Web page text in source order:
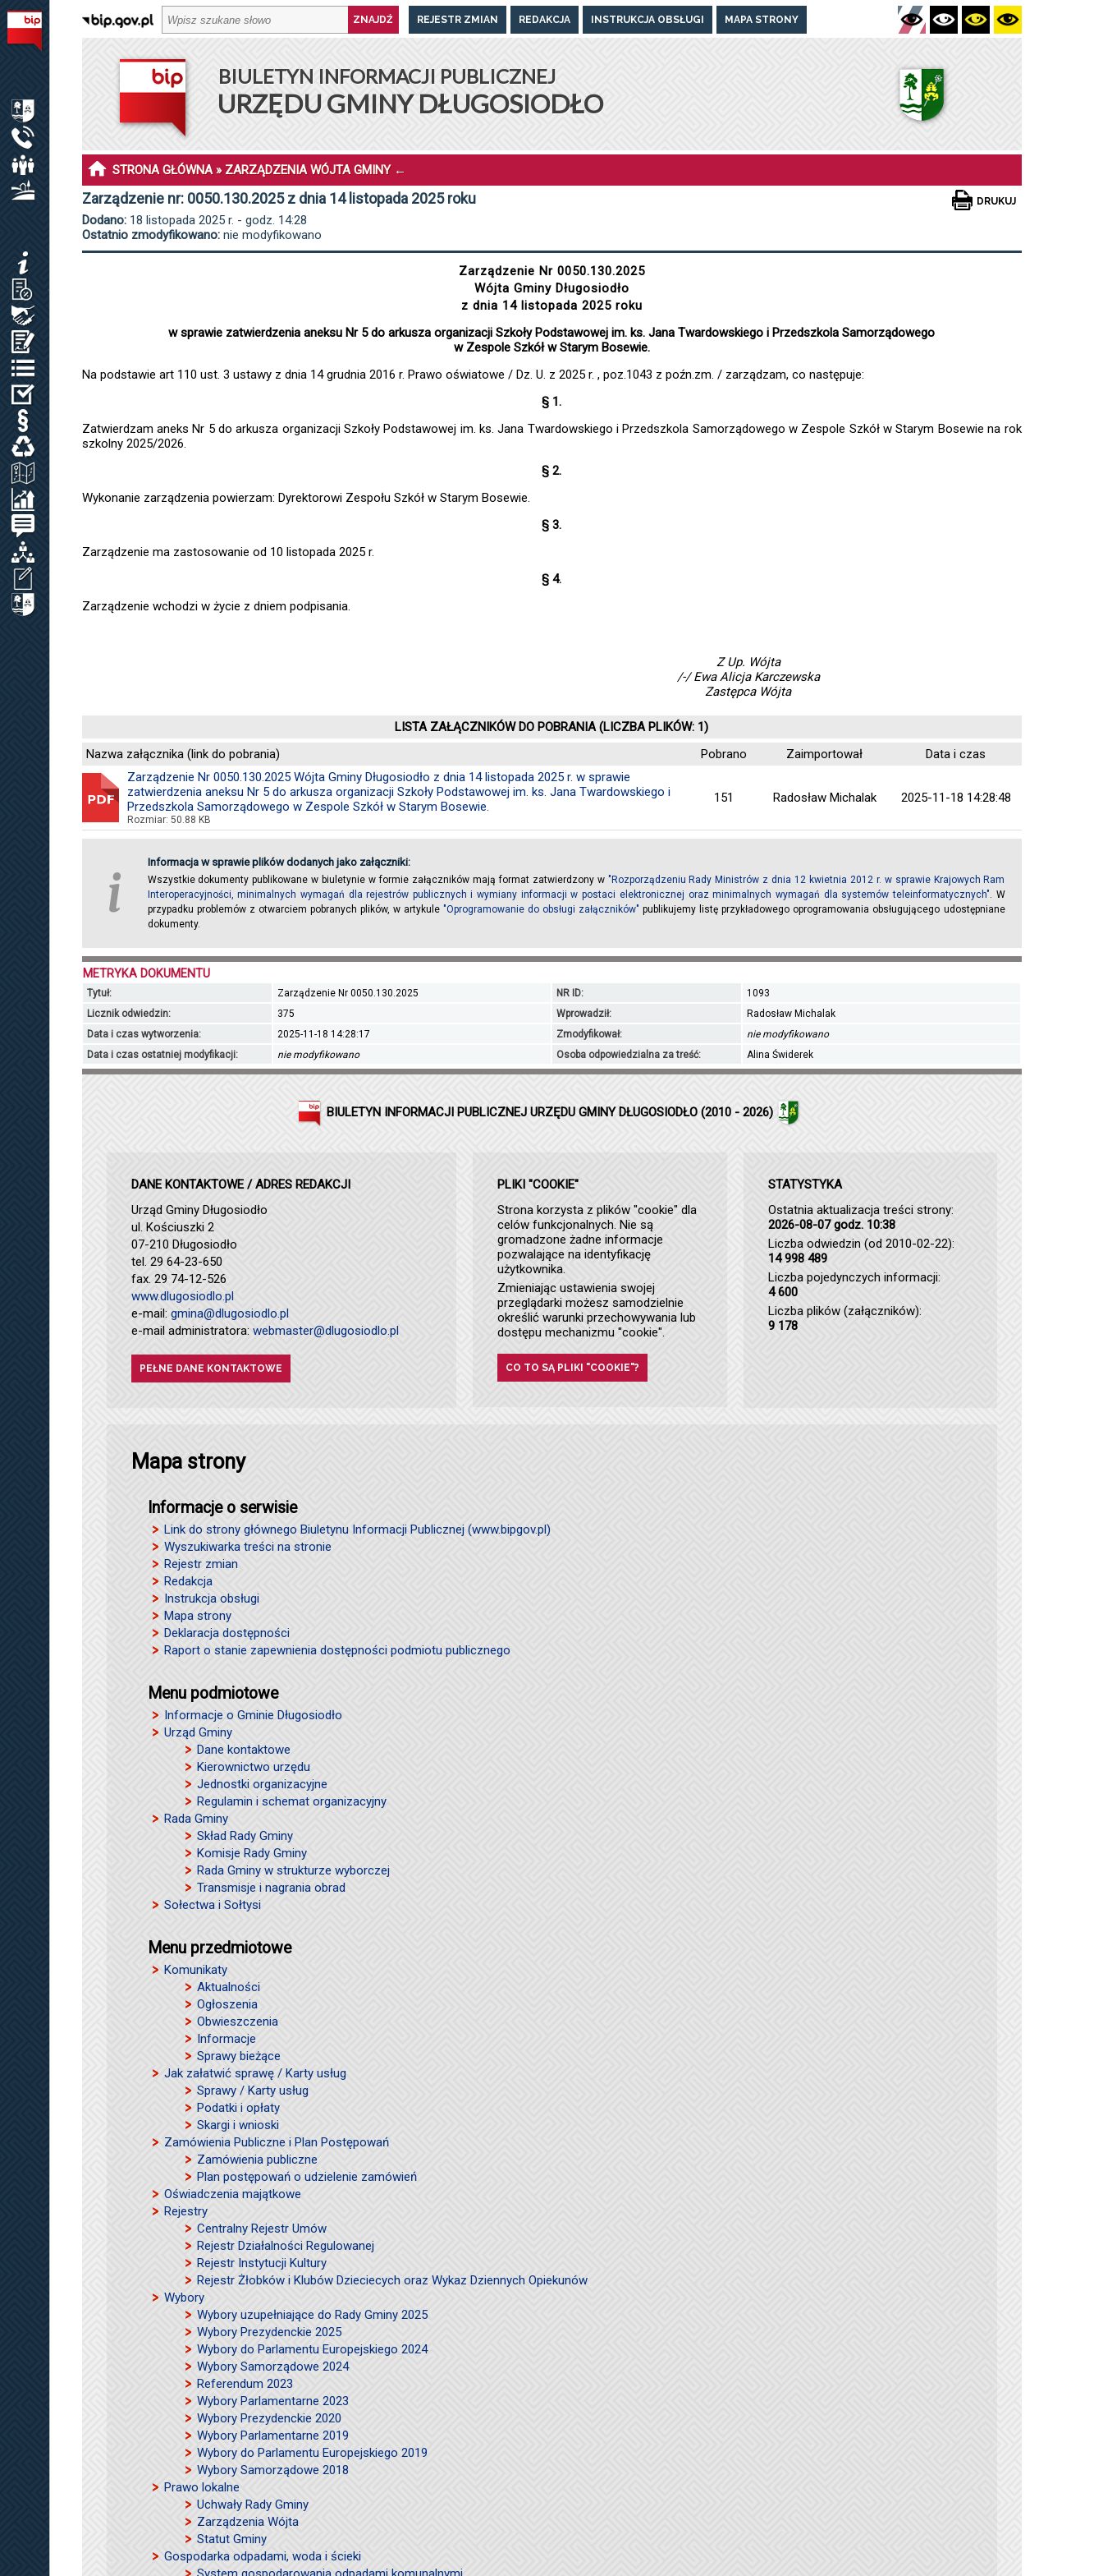
BIULETYN INFORMACJI PUBLICZNEJ URZĘDU GMINY DŁUGOSIODŁO
MENU PODMIOTOWE
INFORMACJE O GMINIE DŁUGOSIODŁO
RADA GMINY
SOŁECTWA I SOŁTYSI
MENU PRZEDMIOTOWE
OŚWIADCZENIA MAJĄTKOWE
ODPADY KOMUNALNE, WODA I ŚCIEKI
SPRAWOZDANIA / KONTROLA ZARZĄDCZA
ORGANIZACJE LOKALNE
CYBERBEZPIECZEŃSTWO
REJESTR ZMIAN REDAKCJA INSTRUKCJA OBSŁUGI MAPA STRONY
BIULETYN INFORMACJI PUBLICZNEJ
URZĘDU GMINY DŁUGOSIODŁO
STRONA GŁÓWNA» ZARZĄDZENIA WÓJTA GMINY←
Zarządzenie nr: 0050.130.2025 z dnia 14 listopada 2025 roku
Dodano:18 listopada 2025 r. - godz. 14:28
Ostatnio zmodyfikowano:nie modyfikowano
DRUKUJ
Zarządzenie Nr 0050.130.2025
Wójta Gminy Długosiodło
z dnia 14 listopada 2025 roku
w sprawie zatwierdzenia aneksu Nr 5 do arkusza organizacji Szkoły Podstawowej im. ks. Jana Twardowskiego i Przedszkola Samorządowego
w Zespole Szkół w Starym Bosewie.
Na podstawie art 110 ust. 3 ustawy z dnia 14 grudnia 2016 r. Prawo oświatowe / Dz. U. z 2025 r. , poz.1043 z poźn.zm. / zarządzam, co następuje:
§ 1.
Zatwierdzam aneks Nr 5 do arkusza organizacji Szkoły Podstawowej im. ks. Jana Twardowskiego i Przedszkola Samorządowego w Zespole Szkół w Starym Bosewie na rok
szkolny 2025/2026.
§ 2.
Wykonanie zarządzenia powierzam: Dyrektorowi Zespołu Szkół w Starym Bosewie.
§ 3.
Zarządzenie ma zastosowanie od 10 listopada 2025 r.
§ 4.
Zarządzenie wchodzi w życie z dniem podpisania.
Z Up. Wójta
/-/ Ewa Alicja Karczewska
Zastępca Wójta
LISTA ZAŁĄCZNIKÓW DO POBRANIA (LICZBA PLIKÓW: 1)
Nazwa załącznika (link do pobrania)
Pobrano Zaimportował
Data i czas
Zarządzenie Nr 0050.130.2025 Wójta Gminy Długosiodło z dnia 14 listopada 2025 r. w sprawie
zatwierdzenia aneksu Nr 5 do arkusza organizacji Szkoły Podstawowej im. ks. Jana Twardowskiego i
Przedszkola Samorządowego w Zespole Szkół w Starym Bosewie.
Rozmiar: 50.88 KB
151 Radosław Michalak 2025-11-18 14:28:48
i
Informacja w sprawie plików dodanych jako załączniki:
Wszystkie dokumenty publikowane w biuletynie w formie załączników mają format zatwierdzony w "Rozporządzeniu Rady Ministrów z dnia 12 kwietnia 2012 r. w sprawie Krajowych Ram
Interoperacyjności, minimalnych wymagań dla rejestrów publicznych i wymiany informacji w postaci elektronicznej oraz minimalnych wymagań dla systemów teleinformatycznych". W
przypadku problemów z otwarciem pobranych plików, w artykule "Oprogramowanie do obsługi załączników" publikujemy listę przykładowego oprogramowania obsługującego udostępniane
dokumenty.
METRYKA DOKUMENTU
Tytuł: Zarządzenie Nr 0050.130.2025 NR ID:
1093
Licznik odwiedzin:
375 Wprowadził:
Radosław Michalak
Data i czas wytworzenia:
2025-11-18 14:28:17 Zmodyfikował:
nie modyfikowano
Data i czas ostatniej modyfikacji:
nie modyfikowano Osoba odpowiedzialna za treść: Alina Świderek
BIULETYN INFORMACJI PUBLICZNEJ URZĘDU GMINY DŁUGOSIODŁO (2010 - 2026)
DANE KONTAKTOWE / ADRES REDAKCJI
Urząd Gminy Długosiodło
ul. Kościuszki 2
07-210 Długosiodło
tel. 29 64-23-650
fax. 29 74-12-526
www.dlugosiodlo.pl
e-mail: gmina@dlugosiodlo.pl
e-mail administratora: webmaster@dlugosiodlo.pl
PEŁNE DANE KONTAKTOWE
PLIKI "COOKIE"
Strona korzysta z plików "cookie" dla
celów funkcjonalnych. Nie są
gromadzone żadne informacje
pozwalające na identyfikację
użytkownika.
Zmieniając ustawienia swojej
przeglądarki możesz samodzielnie
określić warunki przechowywania lub
dostępu mechanizmu "cookie".
CO TO SĄ PLIKI "COOKIE"?
STATYSTYKA
Ostatnia aktualizacja treści strony:
2026-08-07 godz. 10:38
Liczba odwiedzin (od 2010-02-22):
14 998 489
Liczba pojedynczych informacji:
4 600
Liczba plików (załączników):
9 178
Mapa strony
Informacje o serwisie
Link do strony głównego Biuletynu Informacji Publicznej (www.bipgov.pl)
Wyszukiwarka treści na stronie
Rejestr zmian
Redakcja
Instrukcja obsługi
Mapa strony
Deklaracja dostępności
Raport o stanie zapewnienia dostępności podmiotu publicznego
Menu podmiotowe
Informacje o Gminie Długosiodło
Urząd Gminy
Dane kontaktowe
Kierownictwo urzędu
Jednostki organizacyjne
Regulamin i schemat organizacyjny
Rada Gminy
Skład Rady Gminy
Komisje Rady Gminy
Rada Gminy w strukturze wyborczej
Transmisje i nagrania obrad
Sołectwa i Sołtysi
Menu przedmiotowe
Komunikaty
Aktualności
Ogłoszenia
Obwieszczenia
Informacje
Sprawy bieżące
Jak załatwić sprawę / Karty usług
Sprawy / Karty usług
Podatki i opłaty
Skargi i wnioski
Zamówienia Publiczne i Plan Postępowań
Zamówienia publiczne
Plan postępowań o udzielenie zamówień
Oświadczenia majątkowe
Rejestry
Centralny Rejestr Umów
Rejestr Działalności Regulowanej
Rejestr Instytucji Kultury
Rejestr Żłobków i Klubów Dzieciecych oraz Wykaz Dziennych Opiekunów
Wybory
Wybory uzupełniające do Rady Gminy 2025
Wybory Prezydenckie 2025
Wybory do Parlamentu Europejskiego 2024
Wybory Samorządowe 2024
Referendum 2023
Wybory Parlamentarne 2023
Wybory Prezydenckie 2020
Wybory Parlamentarne 2019
Wybory do Parlamentu Europejskiego 2019
Wybory Samorządowe 2018
Prawo lokalne
Uchwały Rady Gminy
Zarządzenia Wójta
Statut Gminy
Gospodarka odpadami, woda i ścieki